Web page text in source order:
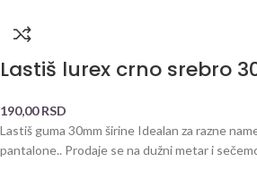
Lastiš lurex crno srebro
190,00RSD
Lastiš guma 30mm širine Idealan za razne
pantalone.. Prodaje se na dužni metar i